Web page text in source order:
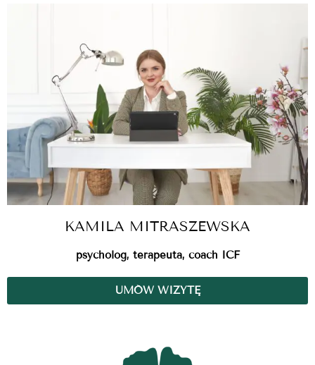
KAMILA MITRASZEWSKA
psycholog, terapeuta, coach ICF
UMÓW WIZYTĘ